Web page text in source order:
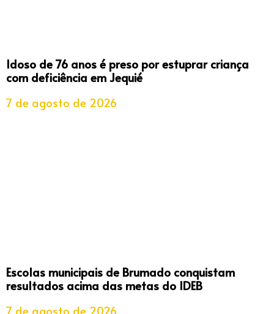
Idoso de 76 anos é preso por estuprar criança
com deficiência em Jequié
7 de agosto de 2026
Escolas municipais de Brumado conquistam
resultados acima das metas do IDEB
7 de agosto de 2026